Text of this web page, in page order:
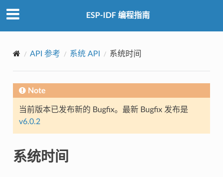
ESP-IDF 编程指南
API 参考 系统 API 系统时间
Note
当前版本已发布新的 Bugfix。最新 Bugfix 发布是
v6.0.2
系统时间